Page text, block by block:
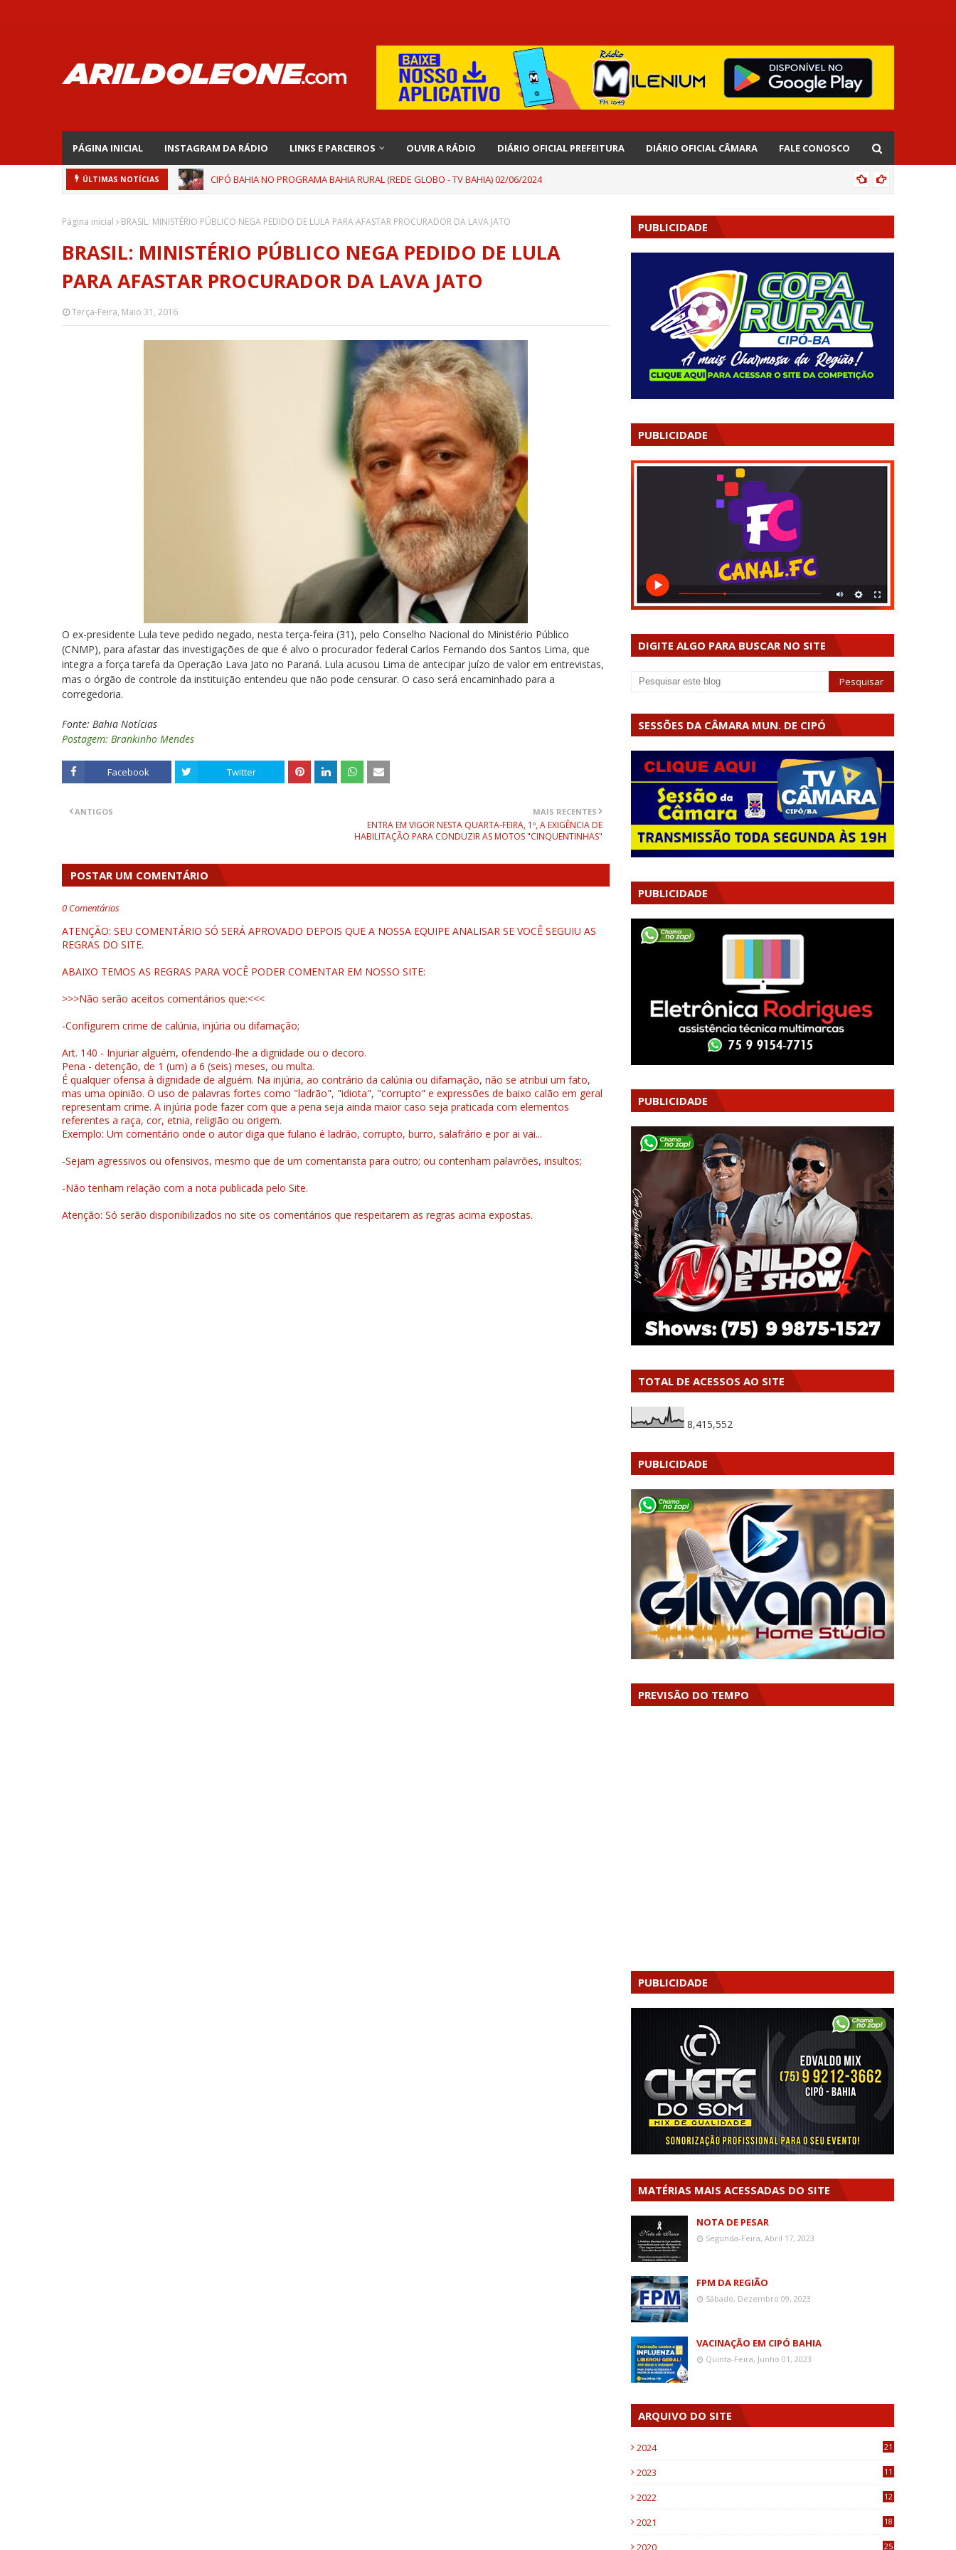
PÁGINA INICIAL INSTAGRAM DA RÁDIO LINKS E PARCEIROS OUVIR A RÁDIO DIÁRIO OFICIAL PREFEITURA DIÁRIO OFICIAL CÂMARA FALE CONOSCO
ÚLTIMAS NOTÍCIAS CIPÓ BAHIA NO PROGRAMA BAHIA RURAL (REDE GLOBO - TV BAHIA) 02/06/2024
Página inicial BRASIL: MINISTÉRIO PÚBLICO NEGA PEDIDO DE LULA PARA AFASTAR PROCURADOR DA LAVA JATO
BRASIL: MINISTÉRIO PÚBLICO NEGA PEDIDO DE LULA
PARA AFASTAR PROCURADOR DA LAVA JATO
Terça-Feira, Maio 31, 2016
O ex-presidente Lula teve pedido negado, nesta terça-feira (31), pelo Conselho Nacional do Ministério Público
(CNMP), para afastar das investigações de que é alvo o procurador federal Carlos Fernando dos Santos Lima, que
integra a força tarefa da Operação Lava Jato no Paraná. Lula acusou Lima de antecipar juízo de valor em entrevistas,
mas o órgão de controle da instituição entendeu que não pode censurar. O caso será encaminhado para a
corregedoria.
Fonte: Bahia Notícias
Postagem: Brankinho Mendes
Facebook Twitter
MAIS RECENTES
ENTRA EM VIGOR NESTA QUARTA-FEIRA, 1º, A EXIGÊNCIA DE
HABILITAÇÃO PARA CONDUZIR AS MOTOS "CINQUENTINHAS"
ANTIGOS
POSTAR UM COMENTÁRIO
0 Comentários
ATENÇÃO: SEU COMENTÁRIO SÓ SERÁ APROVADO DEPOIS QUE A NOSSA EQUIPE ANALISAR SE VOCÊ SEGUIU AS
REGRAS DO SITE.
ABAIXO TEMOS AS REGRAS PARA VOCÊ PODER COMENTAR EM NOSSO SITE:
>>>Não serão aceitos comentários que:<<<
-Configurem crime de calúnia, injúria ou difamação;
Art. 140 - Injuriar alguém, ofendendo-lhe a dignidade ou o decoro.
Pena - detenção, de 1 (um) a 6 (seis) meses, ou multa.
É qualquer ofensa à dignidade de alguém. Na injúria, ao contrário da calúnia ou difamação, não se atribui um fato,
mas uma opinião. O uso de palavras fortes como "ladrão", "idiota", "corrupto" e expressões de baixo calão em geral
representam crime. A injúria pode fazer com que a pena seja ainda maior caso seja praticada com elementos
referentes a raça, cor, etnia, religião ou origem.
Exemplo: Um comentário onde o autor diga que fulano é ladrão, corrupto, burro, salafrário e por ai vai...
-Sejam agressivos ou ofensivos, mesmo que de um comentarista para outro; ou contenham palavrões, insultos;
-Não tenham relação com a nota publicada pelo Site.
Atenção: Só serão disponibilizados no site os comentários que respeitarem as regras acima expostas.
PUBLICIDADE
PUBLICIDADE
DIGITE ALGO PARA BUSCAR NO SITE
SESSÕES DA CÂMARA MUN. DE CIPÓ
PUBLICIDADE
PUBLICIDADE
TOTAL DE ACESSOS AO SITE
8,415,552
PUBLICIDADE
PREVISÃO DO TEMPO
PUBLICIDADE
MATÉRIAS MAIS ACESSADAS DO SITE
NOTA DE PESAR
Segunda-Feira, Abril 17, 2023
FPM DA REGIÃO
Sábado, Dezembro 09, 2023
VACINAÇÃO EM CIPÓ BAHIA
Quinta-Feira, Junho 01, 2023
ARQUIVO DO SITE
2024 21
2023
11
2022
12
2021
18
2020 25